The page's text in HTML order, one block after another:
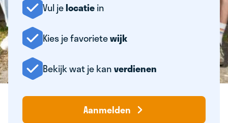
Vul jelocatiein
Kies je favorietewijk
Bekijk wat je kanverdienen
Aanmelden